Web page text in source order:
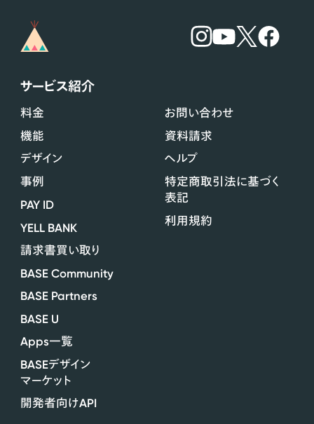
サービス紹介
料金
機能
デザイン
事例
PAY ID
YELL BANK
請求書買い取り
BASE Community
BASE Partners
BASE U
Apps一覧
BASEデザイン
マーケット
開発者向けAPI
お問い合わせ
資料請求
ヘルプ
特定商取引法に基づく
表記
利用規約